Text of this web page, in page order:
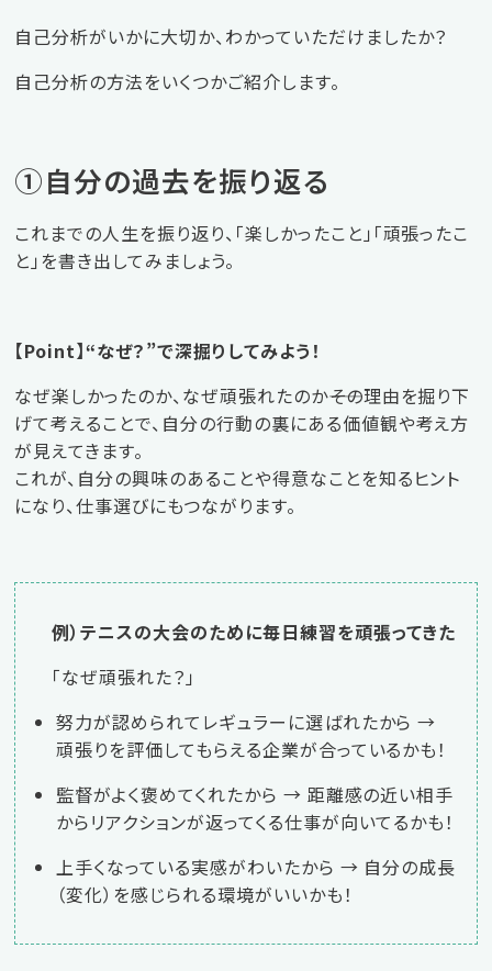
自己分析がいかに大切か、わかっていただけましたか？
自己分析の方法をいくつかご紹介します。
①自分の過去を振り返る
これまでの人生を振り返り、「楽しかったこと」「頑張ったこ
と」を書き出してみましょう。
【Point】“なぜ？”で深掘りしてみよう！
なぜ楽しかったのか、なぜ頑張れたのか――その理由を掘り下
げて考えることで、自分の行動の裏にある価値観や考え方
が見えてきます。
これが、自分の興味のあることや得意なことを知るヒント
になり、仕事選びにもつながります。
例）テニスの大会のために毎日練習を頑張ってきた
「なぜ頑張れた？」
努力が認められてレギュラーに選ばれたから →
頑張りを評価してもらえる企業が合っているかも！
監督がよく褒めてくれたから → 距離感の近い相手
からリアクションが返ってくる仕事が向いてるかも！
上手くなっている実感がわいたから → 自分の成長
（変化）を感じられる環境がいいかも！